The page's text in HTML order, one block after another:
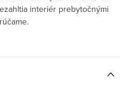
interiér prebytočnými